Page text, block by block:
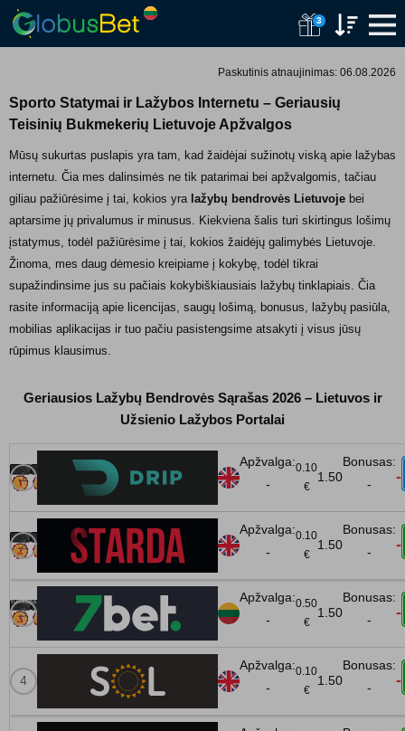
Skip
3
Paskutinis atnaujinimas: 06.08.2026
Sporto Statymai ir Lažybos Internetu – Geriausių
Teisinių Bukmekerių Lietuvoje Apžvalgos
Mūsų sukurtas puslapis yra tam, kad žaidėjai sužinotų viską apie lažybas
internetu. Čia mes dalinsimės ne tik patarimai bei apžvalgomis, tačiau
giliau pažiūrėsime į tai, kokios yra lažybų bendrovės Lietuvoje bei
aptarsime jų privalumus ir minusus. Kiekviena šalis turi skirtingus lošimų
įstatymus, todėl pažiūrėsime į tai, kokios žaidėjų galimybės Lietuvoje.
Žinoma, mes daug dėmesio kreipiame į kokybę, todėl tikrai
supažindinsime jus su pačiais kokybiškiausiais lažybų tinklapiais. Čia
rasite informaciją apie licencijas, saugų lošimą, bonusus, lažybų pasiūla,
mobilias aplikacijas ir tuo pačiu pasistengsime atsakyti į visus jūsų
rūpimus klausimus.
Geriausios Lažybų Bendrovės Sąrašas 2026 – Lietuvos ir
Užsienio Lažybos Portalai
-
0.10
€
1.50 - -
-
0.10
€
1.50 - -
-
0.50
€
1.50 - -
-
0.10
€
1.50 - -